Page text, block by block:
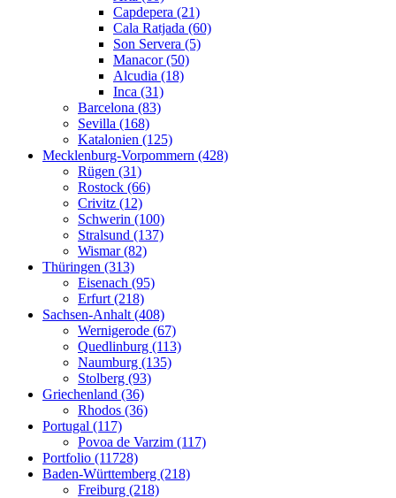
Capdepera (21)
Cala Ratjada (60)
Son Servera (5)
Manacor (50)
Alcudia (18)
Inca (31)
Barcelona (83)
Sevilla (168)
Katalonien (125)
Mecklenburg-Vorpommern (428)
Rügen (31)
Rostock (66)
Crivitz (12)
Schwerin (100)
Stralsund (137)
Wismar (82)
Thüringen (313)
Eisenach (95)
Erfurt (218)
Sachsen-Anhalt (408)
Wernigerode (67)
Quedlinburg (113)
Naumburg (135)
Stolberg (93)
Griechenland (36)
Rhodos (36)
Portugal (117)
Povoa de Varzim (117)
Portfolio (11728)
Baden-Württemberg (218)
Freiburg (218)